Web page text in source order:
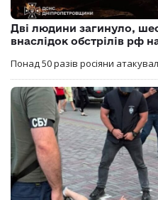
Дві людини загинуло,
внаслідок обстрілів рф
Понад 50 разів росіяни